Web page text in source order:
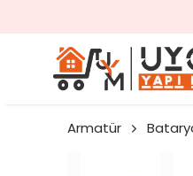
Armatür